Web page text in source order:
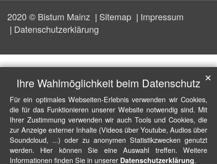
2020 © Bistum Mainz Sitemap
Impressum
Datenschutzerklärung
Ihre Wahlmöglichkeit beim Datenschutz
Für ein optimales Webseiten-Erlebnis verwenden wir Cookies,
die für das Funktionieren unserer Website notwendig sind. Mit
Ihrer Zustimmung verwenden wir auch Tools und Cookies, die
zur Anzeige externer Inhalte (Videos über Youtube, Audios über
Soundcloud, ...) oder zu anonymen Statistikzwecken genutzt
werden. Hier können Sie eine Auswahl treffen. Weitere
Informationen finden Sie in unserer Datenschutzerklärung.
✕